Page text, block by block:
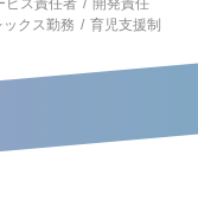
ビス責任者
開発責任
ックス勤務
育児支援制